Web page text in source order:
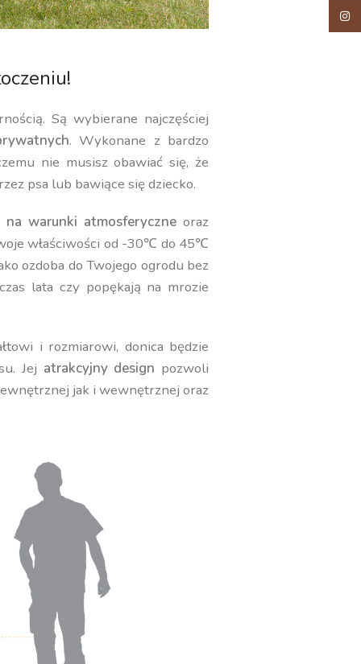
Są wybierane najczęściej
. Wykonane z bardzo
nie musisz obawiać się, że
psa lub bawiące się dziecko.
na warunki atmosferyczne oraz
właściwości od -30℃ do 45℃
ozdoba do Twojego ogrodu bez
lata czy popękają na mrozie
i rozmiarowi, donica będzie
Jej atrakcyjny design pozwoli
jak i wewnętrznej oraz